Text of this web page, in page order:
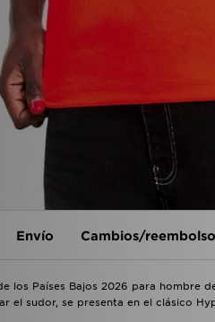
Envío Cambios/
los Países Bajos 2026 para hombre
el sudor, se presenta en el clásico